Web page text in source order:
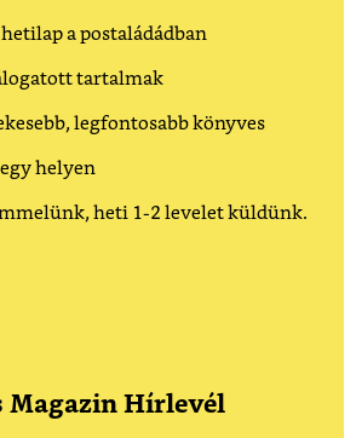
a postaládádban
tartalmak
legfontosabb könyves
helyen
heti 1-2 levelet küldünk.
Magazin Hírlevél